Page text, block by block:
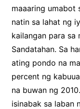
maaaring umabot
natin sa lahat ng
kailangan para sa
Sandatahan. Sa
ating pondo na
percent ng
na buwan ng
isinabak sa laban